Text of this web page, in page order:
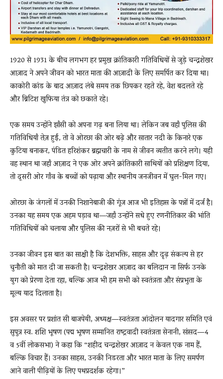
1920 से 1931 के बीच लगभग हर प्रमुख क्रांतिकारी गतिविधियों से जुड़े चन्द्रशेखर
आज़ाद ने अपने जीवन को भारत माता की आज़ादी के लिए समर्पित कर दिया था।
काकोरी कांड के बाद आज़ाद लंबे समय तक छिपकर रहते रहे, वेश बदलते रहे
और ब्रिटिश खुफिया तंत्र को छकाते रहे।
एक समय उन्होंने झाँसी को अपना गढ़ बना लिया था। लेकिन जब वहाँ पुलिस की
गतिविधियाँ तेज़ हुईं, तो वे ओरछा की ओर बढ़े और सातार नदी के किनारे एक
कुटिया बनाकर, पंडित हरिशंकर ब्रह्मचारी के नाम से जीवन व्यतीत करने लगे। यही
वह स्थान था जहाँ आज़ाद ने एक ओर अपने क्रांतिकारी साथियों को प्रशिक्षण दिया,
तो दूसरी ओर गाँव के बच्चों को पढ़ाया और स्थानीय जनजीवन में घुल-मिल गए।
ओरछा के जंगलों में उनकी निशानेबाजी की गूंज आज भी इतिहास के पन्नों में दर्ज है।
उनका यह समय एक अहम पड़ाव था—जहाँ उन्होंने सधे हुए रणनीतिकार की भांति
गतिविधियों को चलाया और पुलिस की नज़रों से भी बचते रहे।
उनका जीवन इस बात का साक्षी है कि देशभक्ति, साहस और दृढ़ संकल्प से हर
चुनौती को मात दी जा सकती है। चन्द्रशेखर आज़ाद का बलिदान ना सिर्फ उनके
युग को प्रेरणा देता रहा, बल्कि आज भी हम सभी को स्वतंत्रता और संप्रभुता के
मूल्य याद दिलाता है।
इस अवसर पर प्रशांत सी बाजपेयी, अध्यक्ष—स्वतंत्रता आंदोलन यादगार समिति एवं
सुपुत्र स्व. शशि भूषण (पद्म भूषण सम्मानित राष्ट्रवादी स्वतंत्रता सेनानी, सांसद—4
व 5वीं लोकसभा) ने कहा कि “शहीद चन्द्रशेखर आज़ाद न केवल एक नाम हैं,
बल्कि विचार हैं। उनका साहस, उनकी निडरता और भारत माता के लिए समर्पण
आने वाली पीढ़ियों के लिए पथप्रदर्शक रहेगा।”